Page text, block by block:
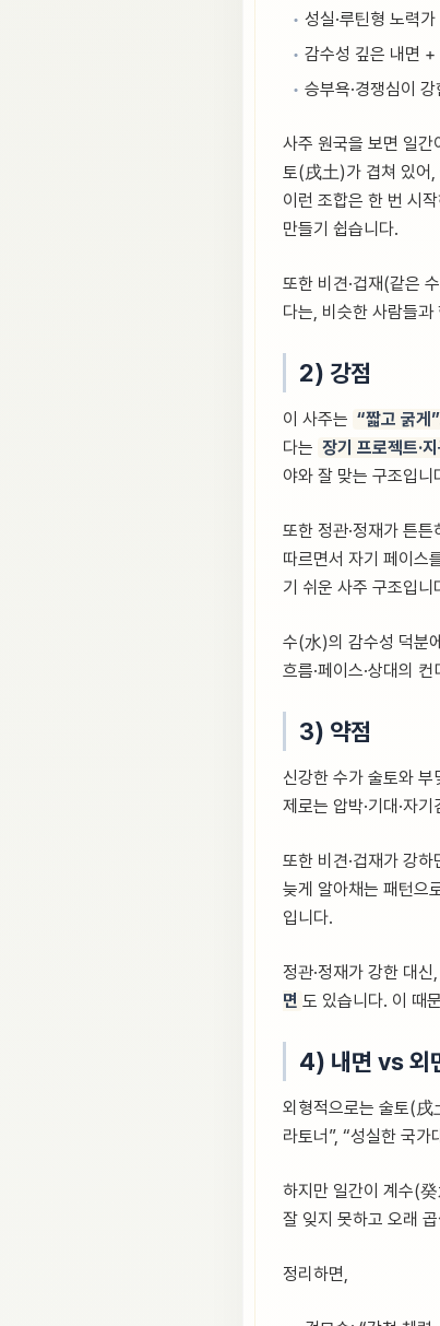
성실·루틴형 노력가
감수성 깊은 내면 +
승부욕·경쟁심이
사주 원국을 보면 일
토(戌土)가 겹쳐 있어,
이런 조합은 한 번 시
만들기 쉽습니다.
또한 비견·겁재(같은
다는, 비슷한 사람들과
2) 강점
이 사주는 “짧고 굵게
다는 장기 프로젝트·
야와 잘 맞는 구조입니
또한 정관·정재가 튼튼
따르면서 자기 페이스
기 쉬운 사주 구조입니
수(水)의 감수성 덕분에
흐름·페이스·상대의
3) 약점
신강한 수가 술토와 부
제로는 압박·기대·자
또한 비견·겁재가 강하
늦게 알아채는 패턴으
입니다.
정관·정재가 강한 대
면 도 있습니다. 이 때
4) 내면 vs 외
외형적으로는 술토(
라토너”, “성실한 국가
하지만 일간이 계수(
잘 잊지 못하고 오래
정리하면,